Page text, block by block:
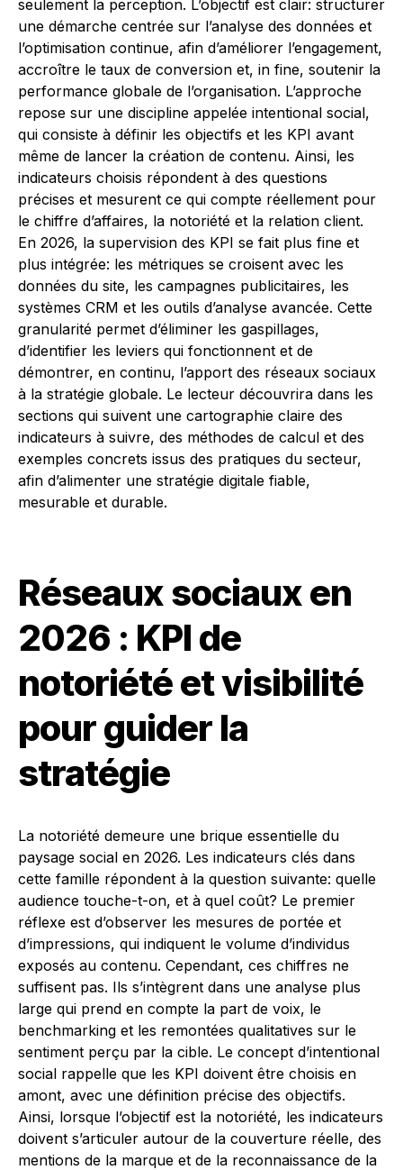
seulement la perception. L’objectif est clair: structurer
une démarche centrée sur l’analyse des données et
l’optimisation continue, afin d’améliorer l’engagement,
accroître le taux de conversion et, in fine, soutenir la
performance globale de l’organisation. L’approche
repose sur une discipline appelée intentional social,
qui consiste à définir les objectifs et les KPI avant
même de lancer la création de contenu. Ainsi, les
indicateurs choisis répondent à des questions
précises et mesurent ce qui compte réellement pour
le chiffre d’affaires, la notoriété et la relation client.
En 2026, la supervision des KPI se fait plus fine et
plus intégrée: les métriques se croisent avec les
données du site, les campagnes publicitaires, les
systèmes CRM et les outils d’analyse avancée. Cette
granularité permet d’éliminer les gaspillages,
d’identifier les leviers qui fonctionnent et de
démontrer, en continu, l’apport des réseaux sociaux
à la stratégie globale. Le lecteur découvrira dans les
sections qui suivent une cartographie claire des
indicateurs à suivre, des méthodes de calcul et des
exemples concrets issus des pratiques du secteur,
afin d’alimenter une stratégie digitale fiable,
mesurable et durable.
Réseaux sociaux en
2026 : KPI de
notoriété et visibilité
pour guider la
stratégie
La notoriété demeure une brique essentielle du
paysage social en 2026. Les indicateurs clés dans
cette famille répondent à la question suivante: quelle
audience touche-t-on, et à quel coût? Le premier
réflexe est d’observer les mesures de portée et
d’impressions, qui indiquent le volume d’individus
exposés au contenu. Cependant, ces chiffres ne
suffisent pas. Ils s’intègrent dans une analyse plus
large qui prend en compte la part de voix, le
benchmarking et les remontées qualitatives sur le
sentiment perçu par la cible. Le concept d’intentional
social rappelle que les KPI doivent être choisis en
amont, avec une définition précise des objectifs.
Ainsi, lorsque l’objectif est la notoriété, les indicateurs
doivent s’articuler autour de la couverture réelle, des
mentions de la marque et de la reconnaissance de la